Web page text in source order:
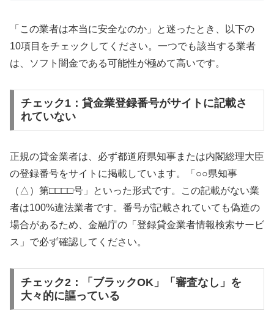
「この業者は本当に安全なのか」と迷ったとき、以下の
10項目をチェックしてください。一つでも該当する業者
は、ソフト闇金である可能性が極めて高いです。
チェック1：貸金業登録番号がサイトに記載さ
れていない
正規の貸金業者は、必ず都道府県知事または内閣総理大臣
の登録番号をサイトに掲載しています。「○○県知事
（△）第□□□□号」といった形式です。この記載がない業
者は100%違法業者です。番号が記載されていても偽造の
場合があるため、金融庁の「登録貸金業者情報検索サービ
ス」で必ず確認してください。
チェック2：「ブラックOK」「審査なし」を
大々的に謳っている